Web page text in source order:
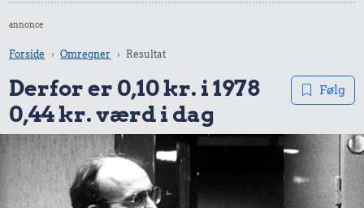
annonce
Forside Omregner Resultat
Derfor er 0,10 kr. i 1978
0,44 kr. værd i dag
Følg